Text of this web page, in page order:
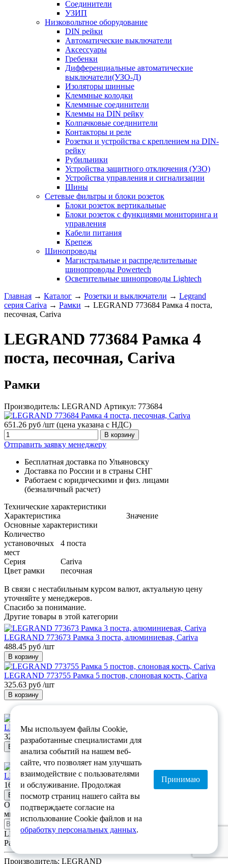
Соединители
УЗИП
Низковольтное оборудование
DIN рейки
Автоматические выключатели
Аксессуары
Гребенки
Дифференциальные автоматические
выключатели(УЗО-Д)
Изоляторы шинные
Клеммные колодки
Клеммные соединители
Клеммы на DIN рейку
Колпачковые соединители
Контакторы и реле
Розетки и устройства с креплением на DIN-
рейку
Рубильники
Устройства защитного отключения (УЗО)
Устройства управления и сигнализации
Шины
Сетевые фильтры и блоки розеток
Блоки розеток вертикальные
Блоки розеток с функциями мониторинга и
управления
Кабели питания
Крепеж
Шинопроводы
Магистральные и распределительные
шинопроводы Powertech
Осветительные шинопроводы Lightech
Главная → Каталог → Розетки и выключатели → Legrand
серия Cariva → Рамки → LEGRAND 773684 Рамка 4 поста,
песочная, Cariva
LEGRAND 773684 Рамка 4
поста, песочная, Cariva
Рамки
Производитель: LEGRAND Артикул: 773684
651.26 руб /шт (цена указана с НДС)
В корзину
Отправить заявку менеджеру
Бесплатная доставка по Ульяновску
Доставка по России и в страны СНГ
Работаем с юридическими и физ. лицами
(безналичный расчет)
Технические характеристики
Характеристика
Значение
Основные характеристики
Количество
установочных
мест
4 поста
Серия
Cariva
Цвет рамки
песочная
В связи с нестабильным курсом валют, актуальную цену
уточняйте у менеджеров.
Спасибо за понимание.
Другие товары в этой категории
LEGRAND 773673 Рамка 3 поста, алюминиевая, Cariva
488.45 руб /шт
В корзину
LEGRAND 773755 Рамка 5 постов, слоновая кость, Cariva
325.63 руб /шт
В корзину
LEGRAND 773662 Рамка 2 поста, матовое золото, Cariva
325.63 руб /шт
В корзину
LEGRAND 773753 Рамка 3 поста, слоновая кость, Cariva
162.82 руб /шт
В корзину
Отправьте заявку
мы свяжемся с Вами в течение 15 минут
LEGRAND 773684 Рамка 4 поста, песочная, Cariva
Рамки
Производитель: LEGRAND
Мы используем файлы Cookie,
разработанные специалистами для
анализа событий на нашем веб-
сайте, что позволяет нам улучшать
взаимодействие с пользователями
и обслуживание. Продолжая
посмотр страниц нашего сайта вы
подтверждаете согласие на
использование Cookie файлов и на
обработку персональных данных.
Принимаю